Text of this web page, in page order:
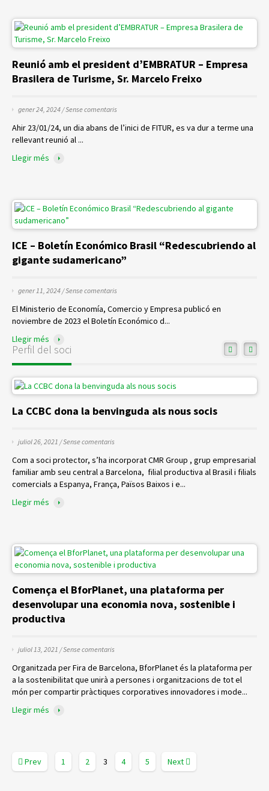
Reunió amb el president d’EMBRATUR – Empresa
Brasilera de Turisme, Sr. Marcelo Freixo
gener 24, 2024 /Sense comentaris
Ahir 23/01/24, un dia abans de l’inici de FITUR, es va dur a terme una
rellevant reunió al ...
Llegir més
ICE – Boletín Económico Brasil “Redescubriendo al
gigante sudamericano”
gener 11, 2024 /Sense comentaris
El Ministerio de Economía, Comercio y Empresa publicó en
noviembre de 2023 el Boletín Económico d...
Llegir més
Perfil del soci
La CCBC dona la benvinguda als nous socis
juliol 26, 2021 /Sense comentaris
Com a soci protector, s’ha incorporat CMR Group , grup empresarial
familiar amb seu central a Barcelona, filial productiva al Brasil i filials
comercials a Espanya, França, Països Baixos i e...
Llegir més
Comença el BforPlanet, una plataforma per
desenvolupar una economia nova, sostenible i
productiva
juliol 13, 2021 /Sense comentaris
Organitzada per Fira de Barcelona, ​​BforPlanet és la plataforma per
a la sostenibilitat que unirà a persones i organitzacions de tot el
món per compartir pràctiques corporatives innovadores i mode...
Llegir més
Prev 1 2 3 4 5 Next